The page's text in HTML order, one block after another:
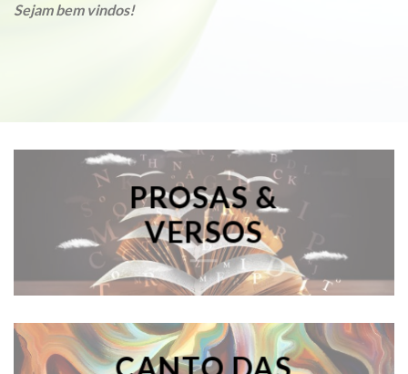
Sejam bem vindos!
PROSAS &
VERSOS